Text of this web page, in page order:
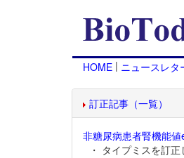
HOME | ニュースレタ
訂正記事（一覧）
非糖尿病患者腎機能
・ タイプミスを訂